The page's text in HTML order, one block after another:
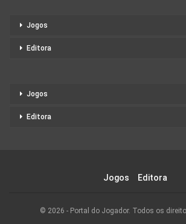
Jogos
Editora
Jogos
Editora
Jogos Editora
© 2026 - Portal do Jogador. Todos os